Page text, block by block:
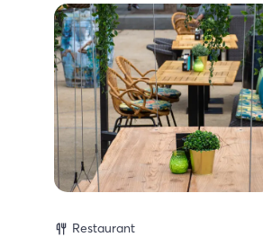
Restaurant